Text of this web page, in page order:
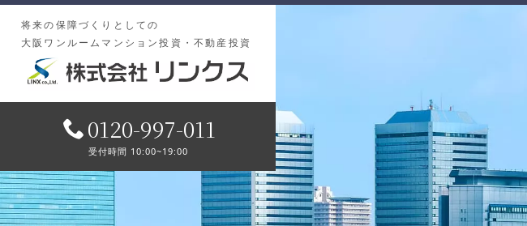
将来の保障づくりとしての
大阪ワンルームマンション投資・不動産投資
0120-997-011
受付時間 10:00~19:00